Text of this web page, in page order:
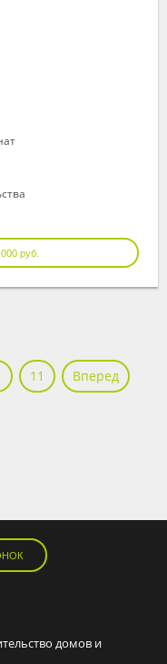
руб.
11 Вперед
домов и